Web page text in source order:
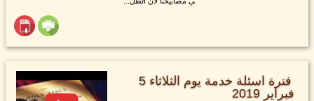
فترة اسئلة خدمة يوم الثلاثاء 5
فبراير 2019